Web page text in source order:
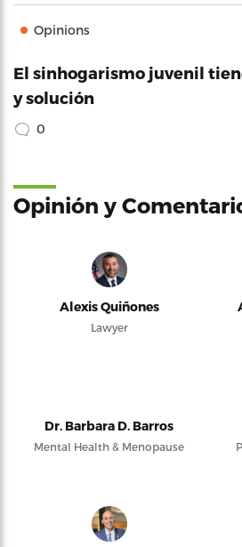
Opinions
El sinhogarismo juvenil
y solución
0
Opinión y
Alexis Quiñones
Lawyer
Dr. Barbara D. Barros
Mental Health & Menopause